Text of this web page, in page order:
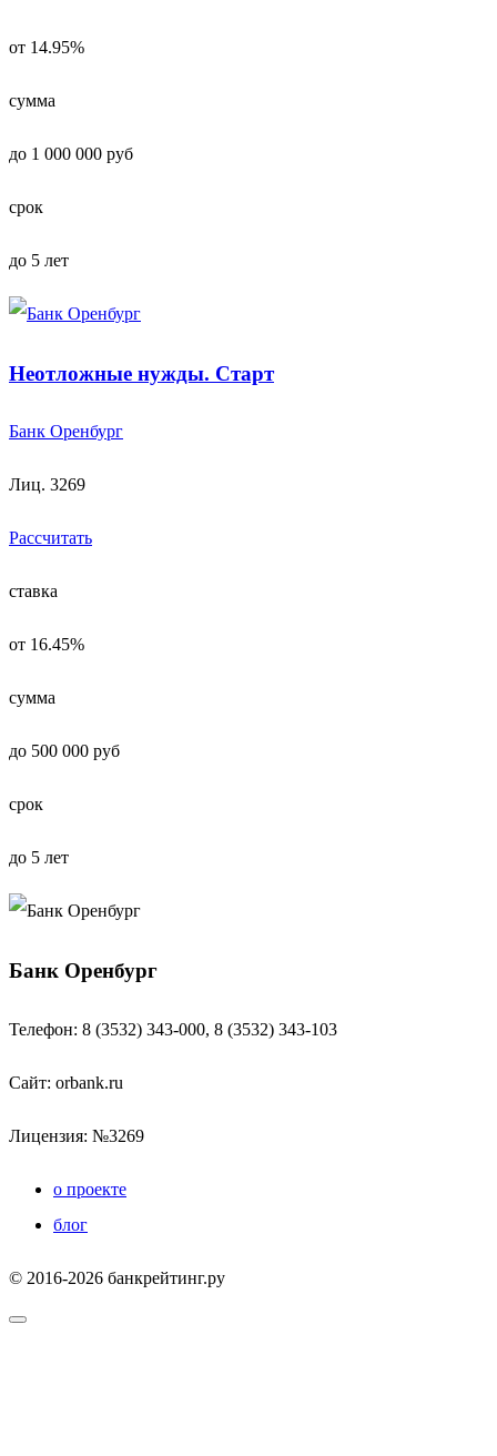
от 14.95%
сумма
до 1 000 000 руб
срок
до 5 лет
Неотложные нужды. Старт
Банк Оренбург
Лиц. 3269
Рассчитать
ставка
от 16.45%
сумма
до 500 000 руб
срок
до 5 лет
Банк Оренбург
Телефон: 8 (3532) 343-000, 8 (3532) 343-103
Сайт: orbank.ru
Лицензия: №3269
о проекте
блог
© 2016-2026 банкрейтинг.ру